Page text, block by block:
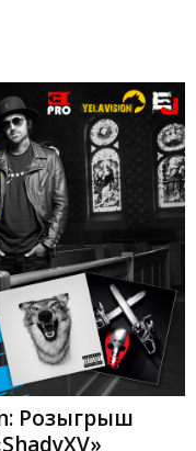
Розыгрыш